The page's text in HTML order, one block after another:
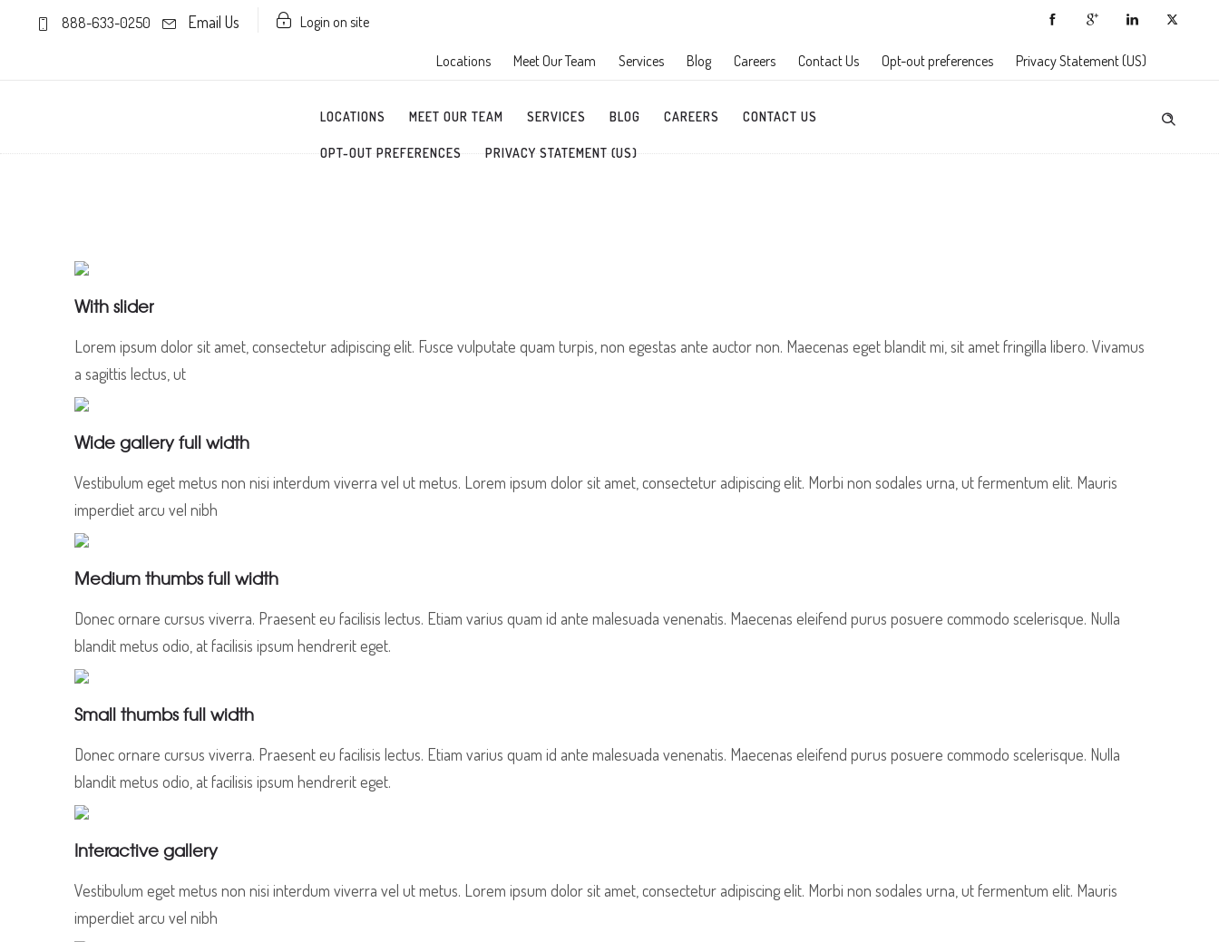
888-633-0250 Email Us Login on site
Locations Meet Our Team Services Blog Careers Contact Us Opt-out preferences Privacy Statement (US)
LOCATIONS MEET OUR TEAM SERVICES BLOG CAREERS CONTACT US
OPT-OUT PREFERENCES PRIVACY STATEMENT (US)
With slider
Lorem ipsum dolor sit amet, consectetur adipiscing elit. Fusce vulputate quam turpis, non egestas ante auctor non. Maecenas eget blandit mi, sit amet fringilla libero. Vivamus
a sagittis lectus, ut
Wide gallery full width
Vestibulum eget metus non nisi interdum viverra vel ut metus. Lorem ipsum dolor sit amet, consectetur adipiscing elit. Morbi non sodales urna, ut fermentum elit. Mauris
imperdiet arcu vel nibh
Medium thumbs full width
Donec ornare cursus viverra. Praesent eu facilisis lectus. Etiam varius quam id ante malesuada venenatis. Maecenas eleifend purus posuere commodo scelerisque. Nulla
blandit metus odio, at facilisis ipsum hendrerit eget.
Small thumbs full width
Donec ornare cursus viverra. Praesent eu facilisis lectus. Etiam varius quam id ante malesuada venenatis. Maecenas eleifend purus posuere commodo scelerisque. Nulla
blandit metus odio, at facilisis ipsum hendrerit eget.
Interactive gallery
Vestibulum eget metus non nisi interdum viverra vel ut metus. Lorem ipsum dolor sit amet, consectetur adipiscing elit. Morbi non sodales urna, ut fermentum elit. Mauris
imperdiet arcu vel nibh